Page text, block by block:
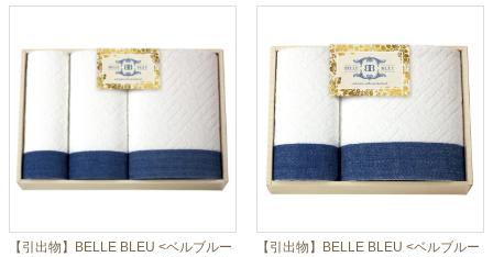
【引出物】BELLE BLEU <ベルブルー
【引出物】BELLE BLEU <ベルブルー